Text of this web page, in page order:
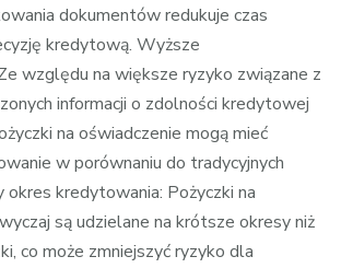
dokumentów redukuje czas
kredytową. Wyższe
względu na większe ryzyko związane z
informacji o zdolności kredytowej
na oświadczenie mogą mieć
w porównaniu do tradycyjnych
okres kredytowania: Pożyczki na
są udzielane na krótsze okresy niż
co może zmniejszyć ryzyko dla